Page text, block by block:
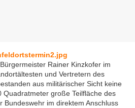
Rainer Kinzkofer im
und Vertretern des
aus militärischer Sicht keine
Quadratmeter große Teilfläche des
Bundeswehr im direktem Anschluss